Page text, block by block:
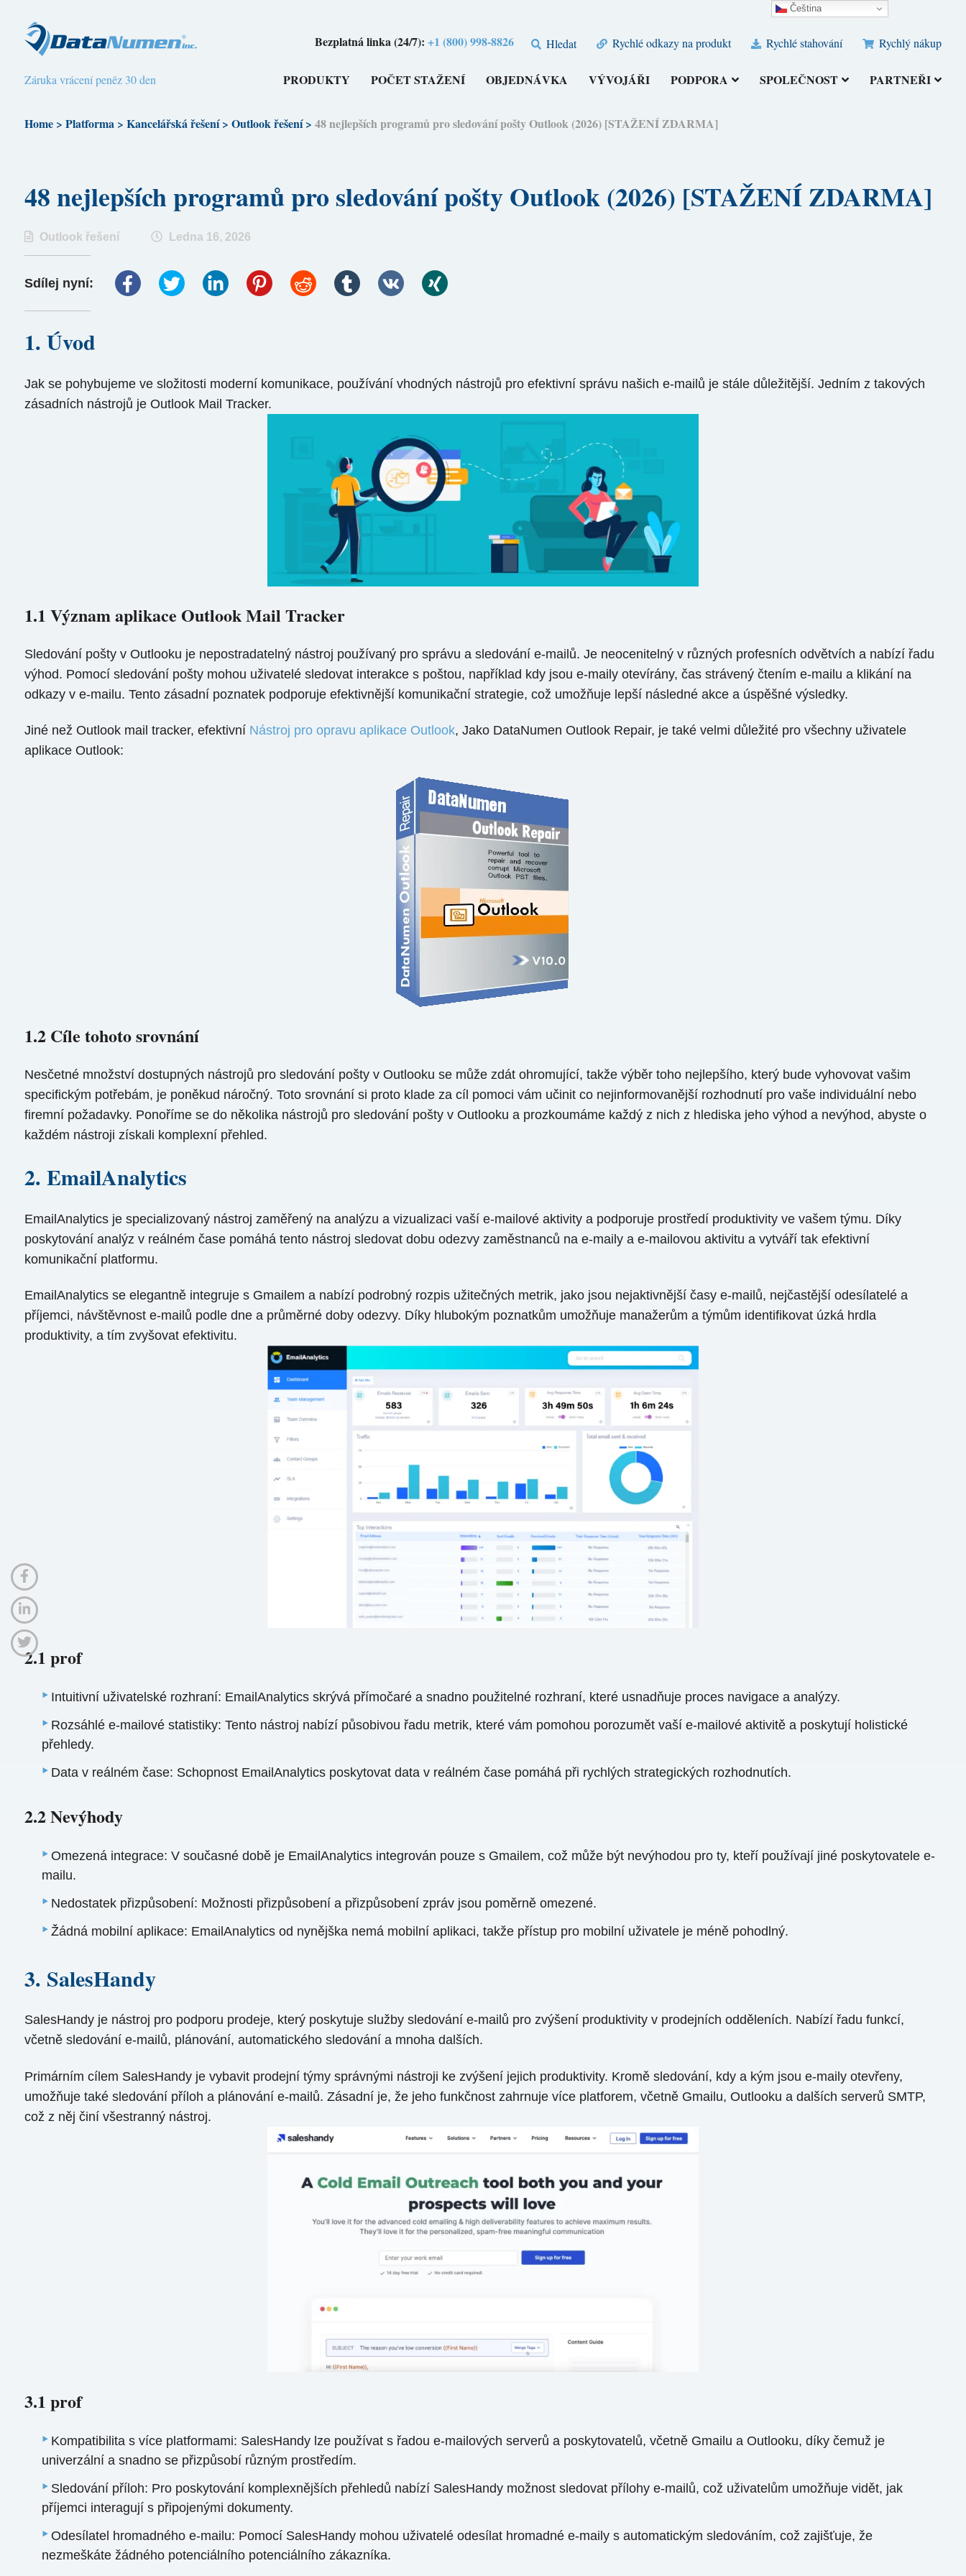
Bezplatná linka (24/7):+1 (800) 998-8826 Hledat Rychlé odkazy na produkt Rychlé stahování Rychlý nákup
Záruka vrácení peněz 30 den PRODUKTY POČET STAŽENÍ OBJEDNÁVKA VÝVOJÁŘI PODPORA SPOLEČNOST PARTNEŘI
Home> Platforma> Kancelářská řešení> Outlook řešení> 48 nejlepších programů pro sledování pošty Outlook (2026) [STAŽENÍ ZDARMA]
48 nejlepších programů pro sledování pošty Outlook (2026) [STAŽENÍ ZDARMA]
Outlook řešení Ledna 16, 2026
Sdílej nyní:
1. Úvod
Jak se pohybujeme ve složitosti moderní komunikace, používání vhodných nástrojů pro efektivní správu našich e-mailů je stále důležitější. Jedním z takových
zásadních nástrojů je Outlook Mail Tracker.
1.1 Význam aplikace Outlook Mail Tracker
Sledování pošty v Outlooku je nepostradatelný nástroj používaný pro správu a sledování e-mailů. Je neocenitelný v různých profesních odvětvích a nabízí řadu
výhod. Pomocí sledování pošty mohou uživatelé sledovat interakce s poštou, například kdy jsou e-maily otevírány, čas strávený čtením e-mailu a klikání na
odkazy v e-mailu. Tento zásadní poznatek podporuje efektivnější komunikační strategie, což umožňuje lepší následné akce a úspěšné výsledky.
Jiné než Outlook mail tracker, efektivní Nástroj pro opravu aplikace Outlook, Jako DataNumen Outlook Repair, je také velmi důležité pro všechny uživatele
aplikace Outlook:
1.2 Cíle tohoto srovnání
Nesčetné množství dostupných nástrojů pro sledování pošty v Outlooku se může zdát ohromující, takže výběr toho nejlepšího, který bude vyhovovat vašim
specifickým potřebám, je poněkud náročný. Toto srovnání si proto klade za cíl pomoci vám učinit co nejinformovanější rozhodnutí pro vaše individuální nebo
firemní požadavky. Ponoříme se do několika nástrojů pro sledování pošty v Outlooku a prozkoumáme každý z nich z hlediska jeho výhod a nevýhod, abyste o
každém nástroji získali komplexní přehled.
2. EmailAnalytics
EmailAnalytics je specializovaný nástroj zaměřený na analýzu a vizualizaci vaší e-mailové aktivity a podporuje prostředí produktivity ve vašem týmu. Díky
poskytování analýz v reálném čase pomáhá tento nástroj sledovat dobu odezvy zaměstnanců na e-maily a e-mailovou aktivitu a vytváří tak efektivní
komunikační platformu.
EmailAnalytics se elegantně integruje s Gmailem a nabízí podrobný rozpis užitečných metrik, jako jsou nejaktivnější časy e-mailů, nejčastější odesílatelé a
příjemci, návštěvnost e-mailů podle dne a průměrné doby odezvy. Díky hlubokým poznatkům umožňuje manažerům a týmům identifikovat úzká hrdla
produktivity, a tím zvyšovat efektivitu.
2.1 prof
Intuitivní uživatelské rozhraní: EmailAnalytics skrývá přímočaré a snadno použitelné rozhraní, které usnadňuje proces navigace a analýzy.
Rozsáhlé e-mailové statistiky: Tento nástroj nabízí působivou řadu metrik, které vám pomohou porozumět vaší e-mailové aktivitě a poskytují holistické
přehledy.
Data v reálném čase: Schopnost EmailAnalytics poskytovat data v reálném čase pomáhá při rychlých strategických rozhodnutích.
2.2 Nevýhody
Omezená integrace: V současné době je EmailAnalytics integrován pouze s Gmailem, což může být nevýhodou pro ty, kteří používají jiné poskytovatele e-
mailu.
Nedostatek přizpůsobení: Možnosti přizpůsobení a přizpůsobení zpráv jsou poměrně omezené.
Žádná mobilní aplikace: EmailAnalytics od nynějška nemá mobilní aplikaci, takže přístup pro mobilní uživatele je méně pohodlný.
3. SalesHandy
SalesHandy je nástroj pro podporu prodeje, který poskytuje služby sledování e-mailů pro zvýšení produktivity v prodejních odděleních. Nabízí řadu funkcí,
včetně sledování e-mailů, plánování, automatického sledování a mnoha dalších.
Primárním cílem SalesHandy je vybavit prodejní týmy správnými nástroji ke zvýšení jejich produktivity. Kromě sledování, kdy a kým jsou e-maily otevřeny,
umožňuje také sledování příloh a plánování e-mailů. Zásadní je, že jeho funkčnost zahrnuje více platforem, včetně Gmailu, Outlooku a dalších serverů SMTP,
což z něj činí všestranný nástroj.
3.1 prof
Kompatibilita s více platformami: SalesHandy lze používat s řadou e-mailových serverů a poskytovatelů, včetně Gmailu a Outlooku, díky čemuž je
univerzální a snadno se přizpůsobí různým prostředím.
Sledování příloh: Pro poskytování komplexnějších přehledů nabízí SalesHandy možnost sledovat přílohy e-mailů, což uživatelům umožňuje vidět, jak
příjemci interagují s připojenými dokumenty.
Odesílatel hromadného e-mailu: Pomocí SalesHandy mohou uživatelé odesílat hromadné e-maily s automatickým sledováním, což zajišťuje, že
nezmeškáte žádného potenciálního potenciálního zákazníka.
Čeština‎